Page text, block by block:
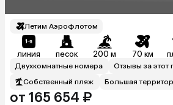
Летим Аэрофлотом
линия песок 200 м 70 км
Двухкомнатные номера
Отзывы за этот
Собственный пляж
Большая
от 165 654 ₽